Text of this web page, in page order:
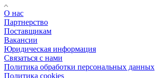
О нас
Партнерство
Поставщикам
Вакансии
Юридическая информация
Связаться с нами
Политика обработки персональных данных
Политика cookies